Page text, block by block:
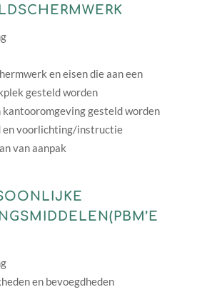
en eisen die aan een
gesteld worden
kantooromgeving gesteld worden
en voorlichting/instructie
van aanpak
en bevoegdheden